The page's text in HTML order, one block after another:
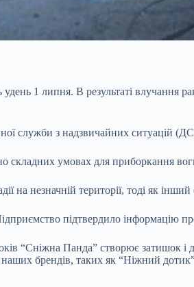
удень 1 липня. В результаті влучання
служби з надзвичайних ситуацій
складних умовах для приборкання
на незначній території, тоді як
підтвердило інформацію
“Сніжна Панда” створює затишок
брендів, таких як “Ніжний